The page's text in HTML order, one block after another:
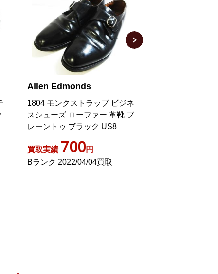
Allen Edmonds
1804 モンクストラップ ビジネ
スシューズ ローファー 革靴 プ
レーントゥ ブラック US8
買取実績 700円
Bランク 2022/04/04買取